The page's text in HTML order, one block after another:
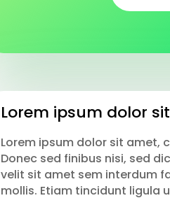
Lorem ipsum dolor
Lorem ipsum dolor sit amet,
Donec sed finibus nisi, sed
velit sit amet sem interdum
mollis. Etiam tincidunt ligula